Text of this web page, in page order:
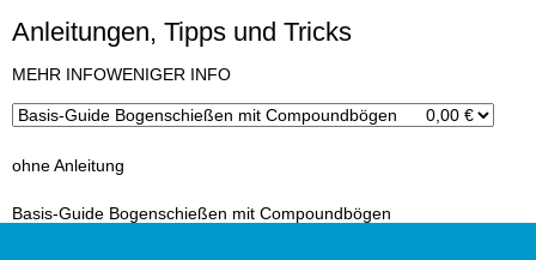
Anleitungen, Tipps und Tricks
x
MEHR INFOWENIGER INFO
ohne Anleitung
Basis-Guide Bogenschießen mit Compoundbögen